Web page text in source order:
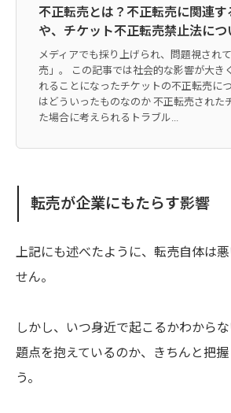
不正転売とは？不正転売に関連す
や、チケット不正転売禁止法につ
メディアでも採り上げられ、問題視され
売」。 この記事では社会的な影響が大き
れることになったチケットの不正転売に
はどういったものなのか 不正転売された
た場合に考えられるトラブル...
転売が企業にもたらす影響
上記にも述べたように、転売自体は
せん。
しかし、いつ身近で起こるかわから
題点を抱えているのか、きちんと把
う。